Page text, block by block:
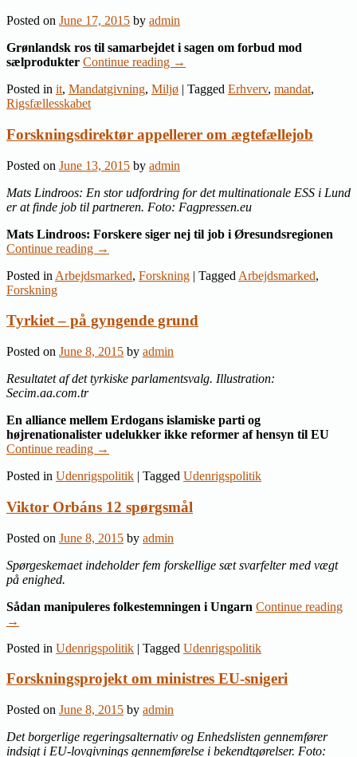
Posted on June 17, 2015 by admin
Grønlandsk ros til samarbejdet i sagen om forbud mod
sælprodukter Continue reading →
Posted in it, Mandatgivning, Miljø | Tagged Erhverv, mandat,
Rigsfællesskabet
Forskningsdirektør appellerer om ægtefællejob
Posted on June 13, 2015 by admin
Mats Lindroos: En stor udfordring for det multinationale ESS i Lund
er at finde job til partneren. Foto: Fagpressen.eu
Mats Lindroos: Forskere siger nej til job i Øresundsregionen
Continue reading →
Posted in Arbejdsmarked, Forskning | Tagged Arbejdsmarked,
Forskning
Tyrkiet – på gyngende grund
Posted on June 8, 2015 by admin
Resultatet af det tyrkiske parlamentsvalg. Illustration:
Secim.aa.com.tr
En alliance mellem Erdogans islamiske parti og
højrenationalister udelukker ikke reformer af hensyn til EU
Continue reading →
Posted in Udenrigspolitik | Tagged Udenrigspolitik
Viktor Orbáns 12 spørgsmål
Posted on June 8, 2015 by admin
Spørgeskemaet indeholder fem forskellige sæt svarfelter med vægt
på enighed.
Sådan manipuleres folkestemningen i Ungarn Continue reading
→
Posted in Udenrigspolitik | Tagged Udenrigspolitik
Forskningsprojekt om ministres EU-snigeri
Posted on June 8, 2015 by admin
Det borgerlige regeringsalternativ og Enhedslisten gennemfører
indsigt i EU-lovgivnings gennemførelse i bekendtgørelser. Foto: